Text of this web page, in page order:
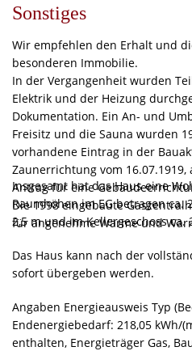
Sonstiges
Wir empfehlen den Erhalt und
besonderen Immobilie.
In der Vergangenheit wurden
Elektrik und der Heizung
Dokumentation. Ein An- und
Freisitz und die Sauna wurden
vorhandene Eintrag in der
Zaunerrichtung vom 16.07.1919,
Antrag für eine
Die 1998 eingebaute
für angenehme Wärme und
Insgesamt hat das Haus eine
Raumhöhen im EG betragen ca.
2,5 m und im Kellergeschoss ca.
Das Haus kann nach der
sofort übergeben werden.
Angaben Energieausweis Typ
Endenergiebedarf: 218,05 kWh/
enthalten, Energieträger Gas,